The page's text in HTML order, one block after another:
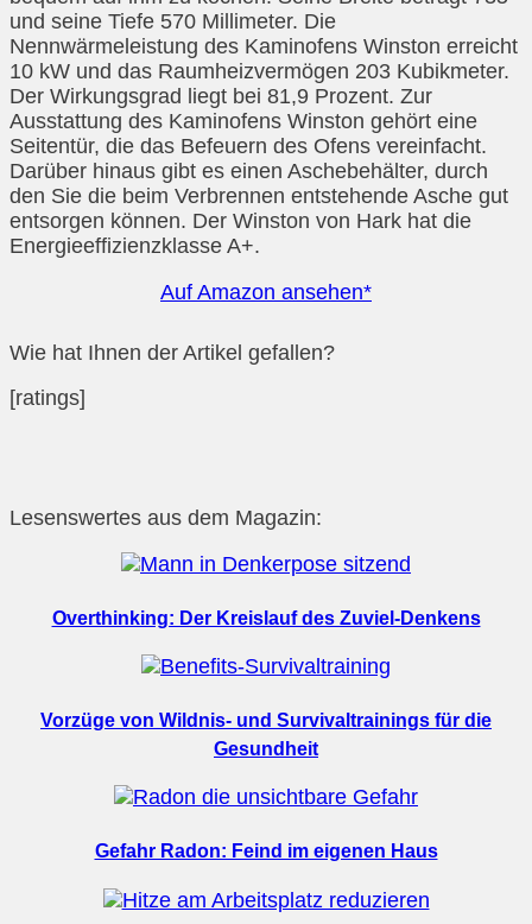
und seine Tiefe 570 Millimeter. Die
Nennwärmeleistung des Kaminofens Winston erreicht
10 kW und das Raumheizvermögen 203 Kubikmeter.
Der Wirkungsgrad liegt bei 81,9 Prozent. Zur
Ausstattung des Kaminofens Winston gehört eine
Seitentür, die das Befeuern des Ofens vereinfacht.
Darüber hinaus gibt es einen Aschebehälter, durch
den Sie die beim Verbrennen entstehende Asche gut
entsorgen können. Der Winston von Hark hat die
Energieeffizienzklasse A+.
Auf Amazon ansehen*
Wie hat Ihnen der Artikel gefallen?
[ratings]
Lesenswertes aus dem Magazin:
Overthinking: Der Kreislauf des Zuviel-Denkens
Vorzüge von Wildnis- und Survivaltrainings für die
Gesundheit
Gefahr Radon: Feind im eigenen Haus